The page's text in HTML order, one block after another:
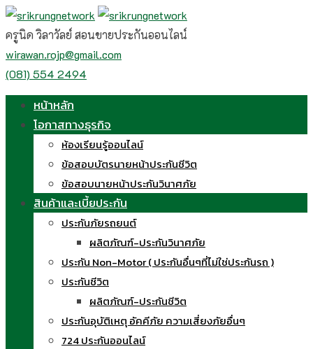
Skip
to
content
ครูนิด วิลาวัลย์ สอนขายประกันออนไลน์
wirawan.rojp@gmail.com
(081) 554 2494
หน้าหลัก
โอกาสทางธุรกิจ
ห้องเรียนรู้ออนไลน์
ข้อสอบบัตรนายหน้าประกันชีวิต
ข้อสอบนายหน้าประกันวินาศภัย
สินค้าและเบี้ยประกัน
ประกันภัยรถยนต์
ผลิตภัณฑ์-ประกันวินาศภัย
ประกัน Non-Motor ( ประกันอื่นๆที่ไม่ใช่ประกันรถ )
ประกันชีวิต
ผลิตภัณฑ์-ประกันชีวิต
ประกันอุบัติเหตุ อัคคีภัย ความเสี่ยงภัยอื่นๆ
724 ประกันออนไลน์